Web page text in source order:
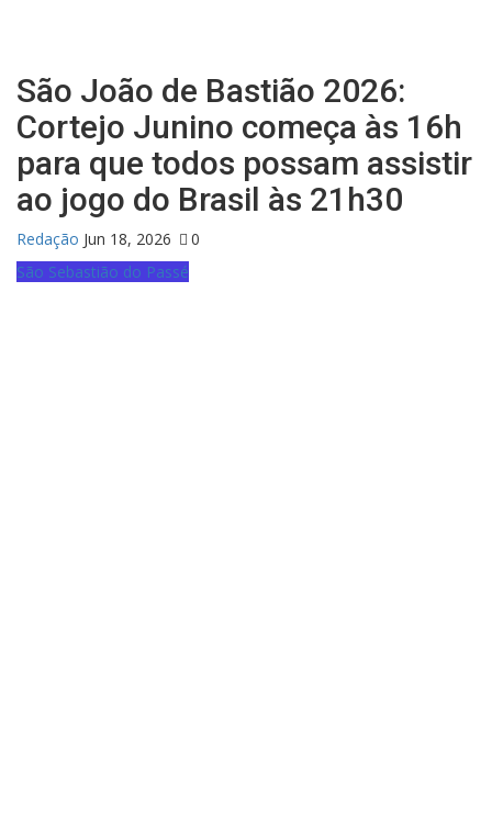
São João de Bastião 2026:
Cortejo Junino começa às 16h
para que todos possam assistir
ao jogo do Brasil às 21h30
Redação Jun 18, 2026
0
São Sebastião do Passé